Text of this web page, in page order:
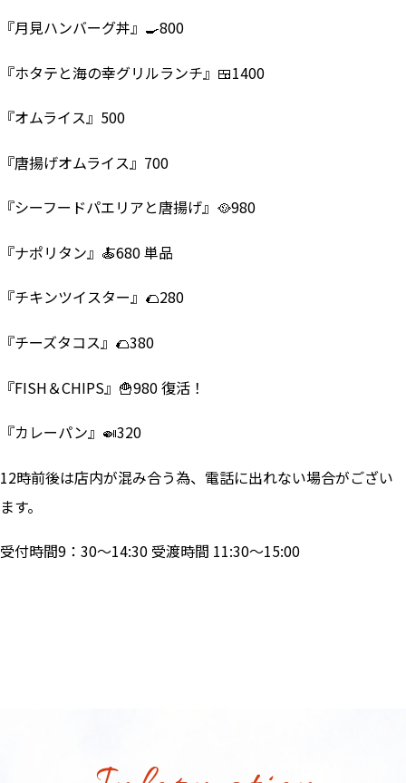
『月見ハンバーグ丼』🍳800
『ホタテと海の幸グリルランチ』🍱1400
『オムライス』500
『唐揚げオムライス』700
『シーフードパエリアと唐揚げ』🥘980
『ナポリタン』🍝680 単品
『チキンツイスター』🌮280
『チーズタコス』🌮380
『FISH＆CHIPS』🍟980 復活！
『カレーパン』🍛320
12時前後は店内が混み合う為、電話に出れない場合がござい
ます。
受付時間9：30～14:30 受渡時間 11:30～15:00